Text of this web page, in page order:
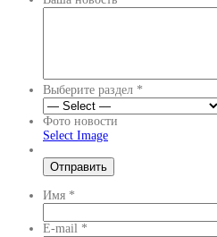
Выберите раздел *
Фото новости
Select Image
Имя *
E-mail *